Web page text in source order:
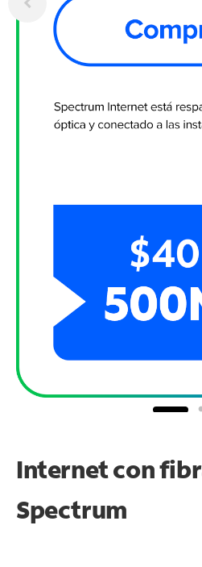
Internet con
Spectrum